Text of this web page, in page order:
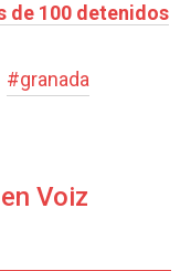
de 100 detenidos
#granada
Voiz